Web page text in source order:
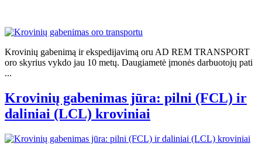
Krovinių gabenimą ir ekspedijavimą oru AD REM TRANSPORT
oro skyrius vykdo jau 10 metų. Daugiametė įmonės darbuotojų pati
...
Krovinių gabenimas jūra: pilni (FCL) ir
daliniai (LCL) kroviniai